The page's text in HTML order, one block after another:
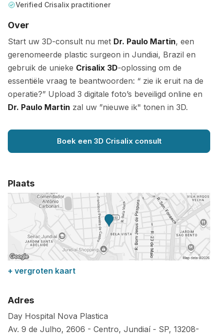
Verified Crisalix practitioner
Over
Start uw 3D-consult nu met Dr. Paulo Martin, een
gerenomeerde plastic surgeon in Jundiai, Brazil en
gebruik de unieke Crisalix 3D-oplossing om de
essentiële vraag te beantwoorden: “ zie ik eruit na de
operatie?” Upload 3 digitale foto’s beveiligd online en
Dr. Paulo Martin zal uw ”nieuwe ik" tonen in 3D.
Boek een 3D Crisalix consult
Plaats
+ vergroten kaart
Adres
Day Hospital Nova Plastica
Av. 9 de Julho, 2606 - Centro, Jundiaí - SP, 13208-